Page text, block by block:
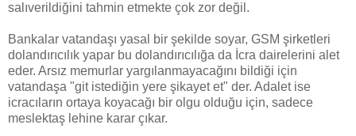
salıverildiğini tahmin etmekte çok zor değil.
Bankalar vatandaşı yasal bir şekilde soyar, GSM şirketleri
dolandırıcılık yapar bu dolandırıcılığa da İcra dairelerini alet
eder. Arsız memurlar yargılanmayacağını bildiği için
vatandaşa "git istediğin yere şikayet et" der. Adalet ise
icracıların ortaya koyacağı bir olgu olduğu için, sadece
meslektaş lehine karar çıkar.